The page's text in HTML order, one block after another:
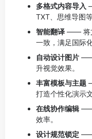
多格式内容导入
TXT、思维导图
智能翻译 —— 将
一致，满足国际
自动设计图片 ——
升视觉效果。
丰富模板与主题
打造个性化演示文
在线协作编辑 ——
效率。
设计规范锁定 ——